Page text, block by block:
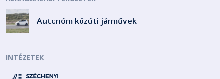
Autonóm közúti járművek
INTÉZETEK